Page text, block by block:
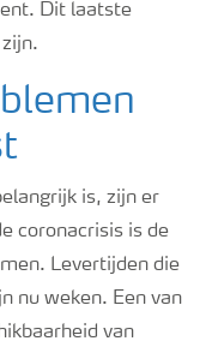
Dit laatste
is, zijn er
coronacrisis is de
Levertijden die
nu weken. Een van
van